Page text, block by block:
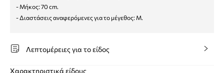
- Μήκος: 70 cm.
- Διαστάσεις αναφερόμενες για το μέγεθος: M.
Λεπτομέρειες για το είδος
Χαρακτηριστικά είδους